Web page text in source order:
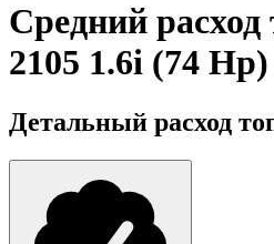
Средний расход
2105 1.6i (74
Детальный расход